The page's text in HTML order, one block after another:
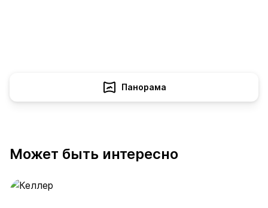
Панорама
Может быть интересно